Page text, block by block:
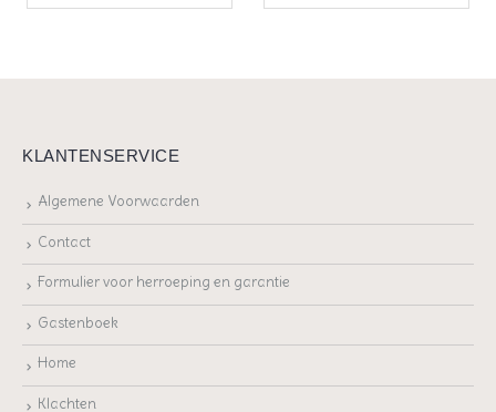
KLANTENSERVICE
Algemene Voorwaarden
Contact
Formulier voor herroeping en garantie
Gastenboek
Home
Klachten